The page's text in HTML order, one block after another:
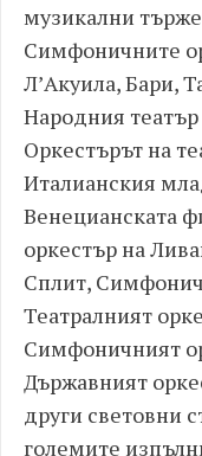
музикални
Симфоничните
Л’Акуила, Бари,
Народния
Оркестърът на
Италианския
Венецианската
оркестър на
Сплит,
Театралният
Симфоничният
Държавният
други световни
големите